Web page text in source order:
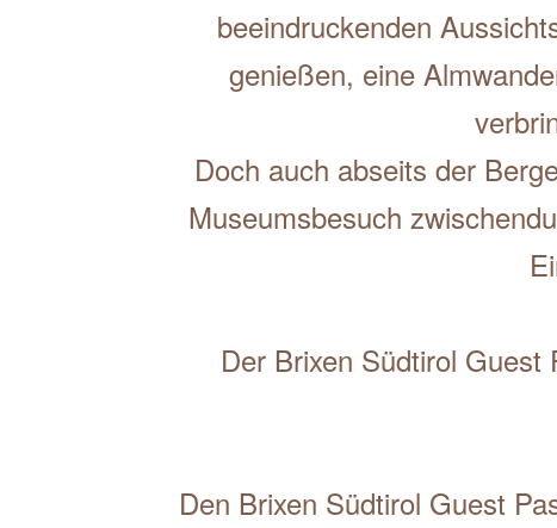
beeindruckenden
genießen, eine
Doch auch abseits der
Museumsbesuch
Der Brixen Südtirol
Den Brixen Südtirol Guest